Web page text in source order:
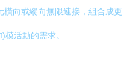
向或縱向無限連接，組合成更
活動的需求。